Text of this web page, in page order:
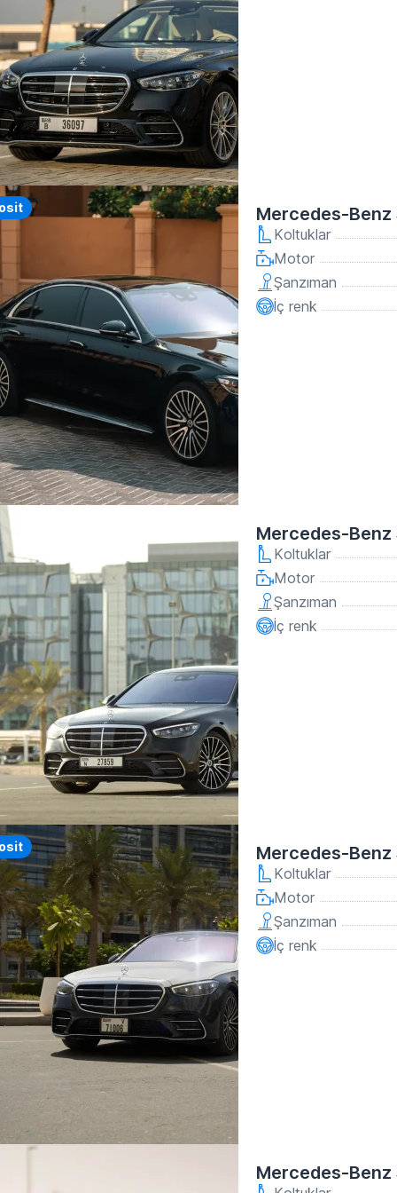
Mercedes-
Koltuklar
Motor
Şanzıman
İç renk
Mercedes-Benz
Koltuklar
Motor
Şanzıman
İç renk
Mercedes-
Koltuklar
Motor
Şanzıman
İç renk
Mercedes-